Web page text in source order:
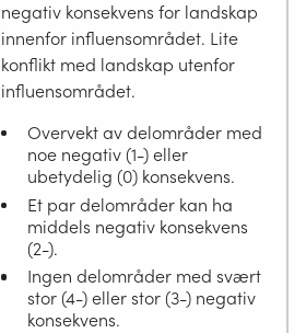
negativ konsekvens for landskap
innenfor influensområdet. Lite
konflikt med landskap utenfor
influensområdet.
Overvekt av delområder med
noe negativ (1-) eller
ubetydelig (0) konsekvens.
Et par delområder kan ha
middels negativ konsekvens
(2-).
Ingen delområder med svært
stor (4-) eller stor (3-) negativ
konsekvens.